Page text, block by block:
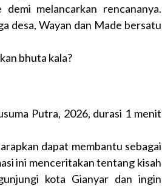
melancarkan rencananya.
desa, Wayan dan Made bersatu
bhuta kala?
Putra, 2026, durasi 1 menit
dapat membantu sebagai
ini menceritakan tentang kisah
kota Gianyar dan ingin